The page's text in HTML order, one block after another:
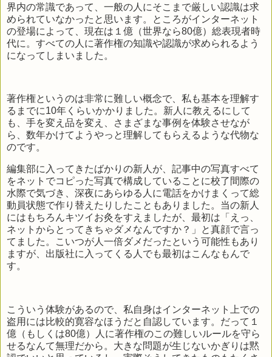
界内の常識であって、一般の人にそこまで厳しい認識は求
められていなかったと思います。ところがインターネット
の登場によって、現在は１億（世界なら80億）総表現者時
代に。すべての人に著作権の知識や認識が求められるよう
になってしまいました。
著作権というのは非常に難しい概念で、私も基本を理解す
るまでに10年くらいかかりました。新人に教えるにして
も、手を変え品を変え、さまざまな事例を体験させなが
ら、数年かけてようやっと理解してもらえるような代物な
のです。
編集部に入ってきたばかりの新人が、記事中の写真すべて
をネットでコピった写真で構成していることに校了間際の
水際で気づき、深夜にあらゆる人に電話をかけまくって総
動員状態で作り替えたりしたこともありました。当の新人
にはもちろんキツイお灸をすえましたが、最初は「えっ、
ネットからとってきちゃダメなんですか？」と真顔で言っ
てました。こいつが人一倍ダメだったという可能性もあり
ますが、出版社に入ってくる人でも最初はこんなもんで
す。
こういう体験があるので、私自身はインターネット上での
盗用には比較的寛容なほうだと自認しています。だって１
億（もしくは80億）人に著作権のこの難しいルールを守ら
せるなんて無理だから。大きな問題が生じないかぎりは黙